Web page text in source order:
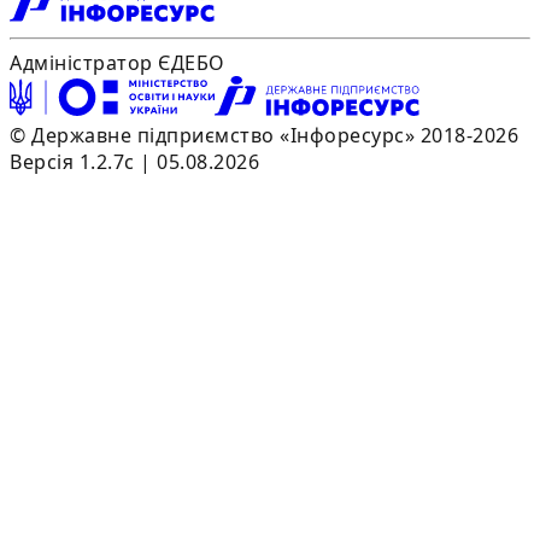
Адміністратор ЄДЕБО
© Державне підприємство «Інфоресурс» 2018-2026
Версія 1.2.7c | 05.08.2026